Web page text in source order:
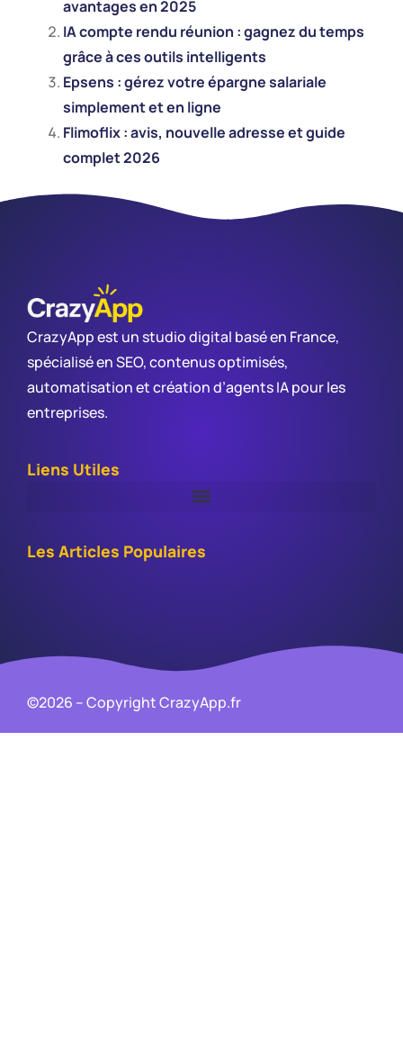
avantages en 2025
IA compte rendu réunion : gagnez du temps
grâce à ces outils intelligents
Epsens : gérez votre épargne salariale
simplement et en ligne
Flimoflix : avis, nouvelle adresse et guide
complet 2026
CrazyApp est un studio digital basé en France,
spécialisé en SEO, contenus optimisés,
automatisation et création d’agents IA pour les
entreprises.
Liens Utiles
Les Articles Populaires
©2026 – Copyright CrazyApp.fr